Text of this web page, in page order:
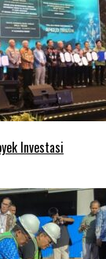
Investasi